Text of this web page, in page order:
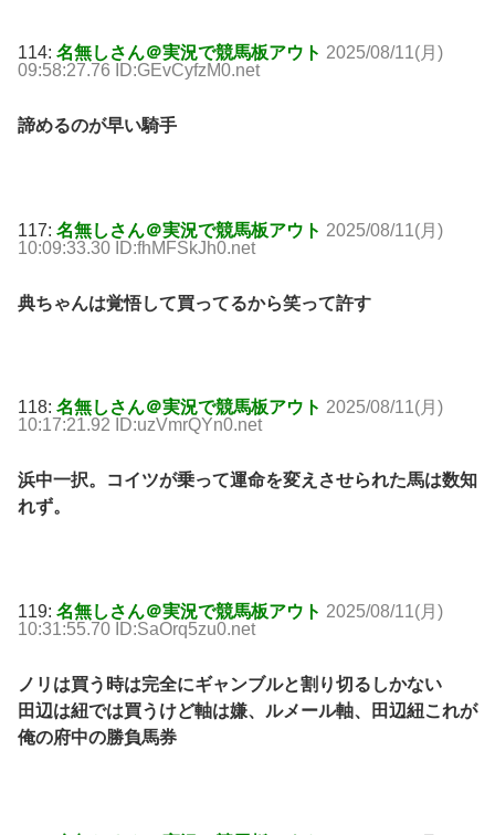
114: 名無しさん＠実況で競馬板アウト 2025/08/11(月)
09:58:27.76 ID:GEvCyfzM0.net
諦めるのが早い騎手
117: 名無しさん＠実況で競馬板アウト 2025/08/11(月)
10:09:33.30 ID:fhMFSkJh0.net
典ちゃんは覚悟して買ってるから笑って許す
118: 名無しさん＠実況で競馬板アウト 2025/08/11(月)
10:17:21.92 ID:uzVmrQYn0.net
浜中一択。コイツが乗って運命を変えさせられた馬は数知
れず。
119: 名無しさん＠実況で競馬板アウト 2025/08/11(月)
10:31:55.70 ID:SaOrq5zu0.net
ノリは買う時は完全にギャンブルと割り切るしかない
田辺は紐では買うけど軸は嫌、ルメール軸、田辺紐これが
俺の府中の勝負馬券